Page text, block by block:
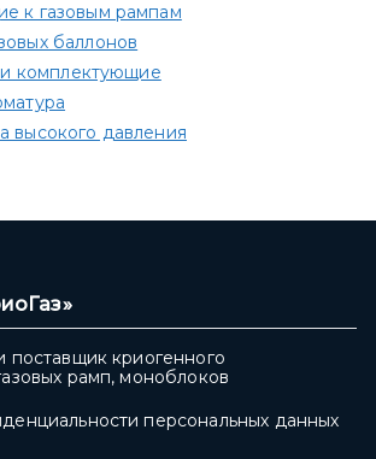
к газовым рампам​
баллонов
комплектующие
высокого давления
поставщик криогенного
рамп, моноблоков
персональных данных